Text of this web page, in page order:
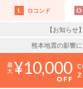
ロコンド
【お知らせ
熊本地震の影響
10,000